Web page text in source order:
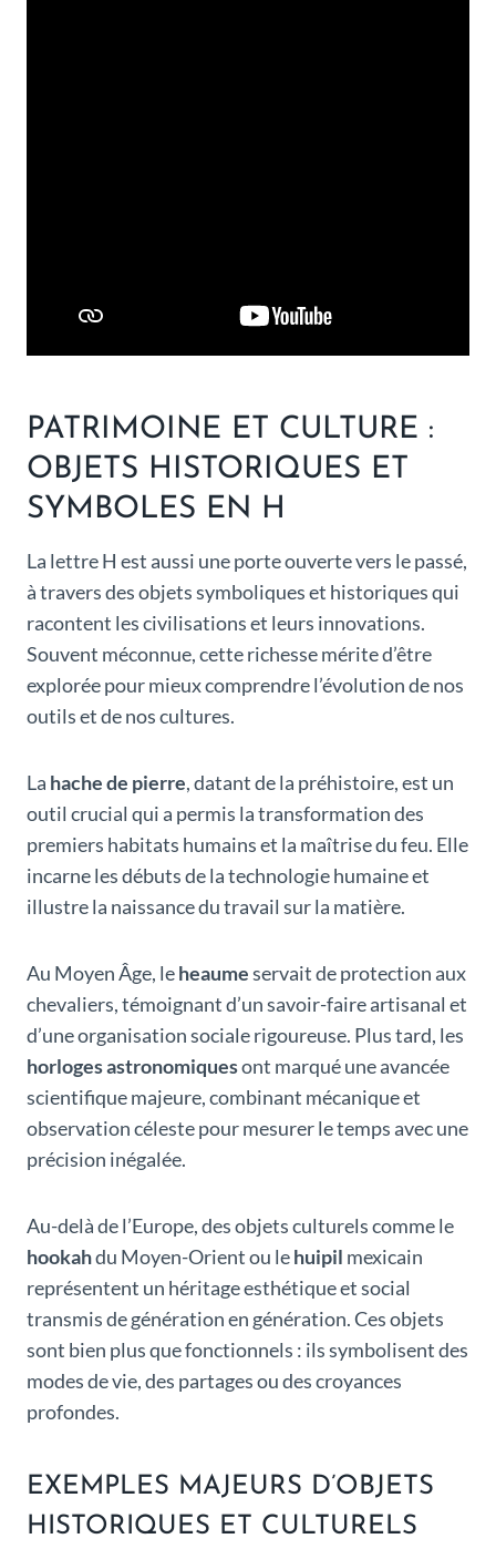
PATRIMOINE ET CULTURE :
OBJETS HISTORIQUES ET
SYMBOLES EN H
La lettre H est aussi une porte ouverte vers le passé,
à travers des objets symboliques et historiques qui
racontent les civilisations et leurs innovations.
Souvent méconnue, cette richesse mérite d’être
explorée pour mieux comprendre l’évolution de nos
outils et de nos cultures.
La hache de pierre, datant de la préhistoire, est un
outil crucial qui a permis la transformation des
premiers habitats humains et la maîtrise du feu. Elle
incarne les débuts de la technologie humaine et
illustre la naissance du travail sur la matière.
Au Moyen Âge, leheaumeservait de protection aux
chevaliers, témoignant d’un savoir-faire artisanal et
d’une organisation sociale rigoureuse. Plus tard, les
horloges astronomiquesont marqué une avancée
scientifique majeure, combinant mécanique et
observation céleste pour mesurer le temps avec une
précision inégalée.
Au-delà de l’Europe, des objets culturels comme le
hookahdu Moyen-Orient ou lehuipil mexicain
représentent un héritage esthétique et social
transmis de génération en génération. Ces objets
sont bien plus que fonctionnels : ils symbolisent des
modes de vie, des partages ou des croyances
profondes.
EXEMPLES MAJEURS D’OBJETS
HISTORIQUES ET CULTURELS